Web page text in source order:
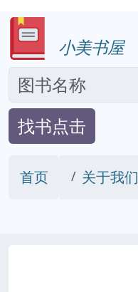
小美书屋
找书点击
首页 关于我们